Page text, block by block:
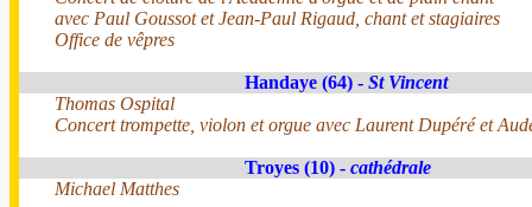
avec Paul Goussot et Jean-Paul Rigaud, chant et stagiaires
Office de vêpres
Handaye (64) - St Vincent
Thomas Ospital
Concert trompette, violon et orgue avec Laurent Dupéré et
Troyes (10) - cathédrale
Michael Matthes